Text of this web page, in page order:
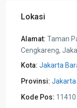
Lokasi
Alamat: Taman
Cengkareng,
Kota: Jakarta
Provinsi: Jakarta
Kode Pos: 11410